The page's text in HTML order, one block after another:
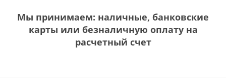
Мы принимаем: наличные, банковские
карты или безналичную оплату на
расчетный счет